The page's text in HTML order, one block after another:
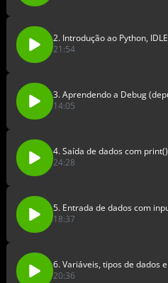
2. Introdução ao Python,
21:54
3. Aprendendo a Debug
14:05
4. Saída de dados com
24:28
5. Entrada de dados com
18:37
6. Variáveis, tipos de dados
20:36